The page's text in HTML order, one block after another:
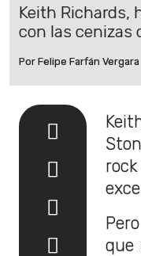
Keith Richards,
con las cenizas
Por Felipe Farfán Vergara
que